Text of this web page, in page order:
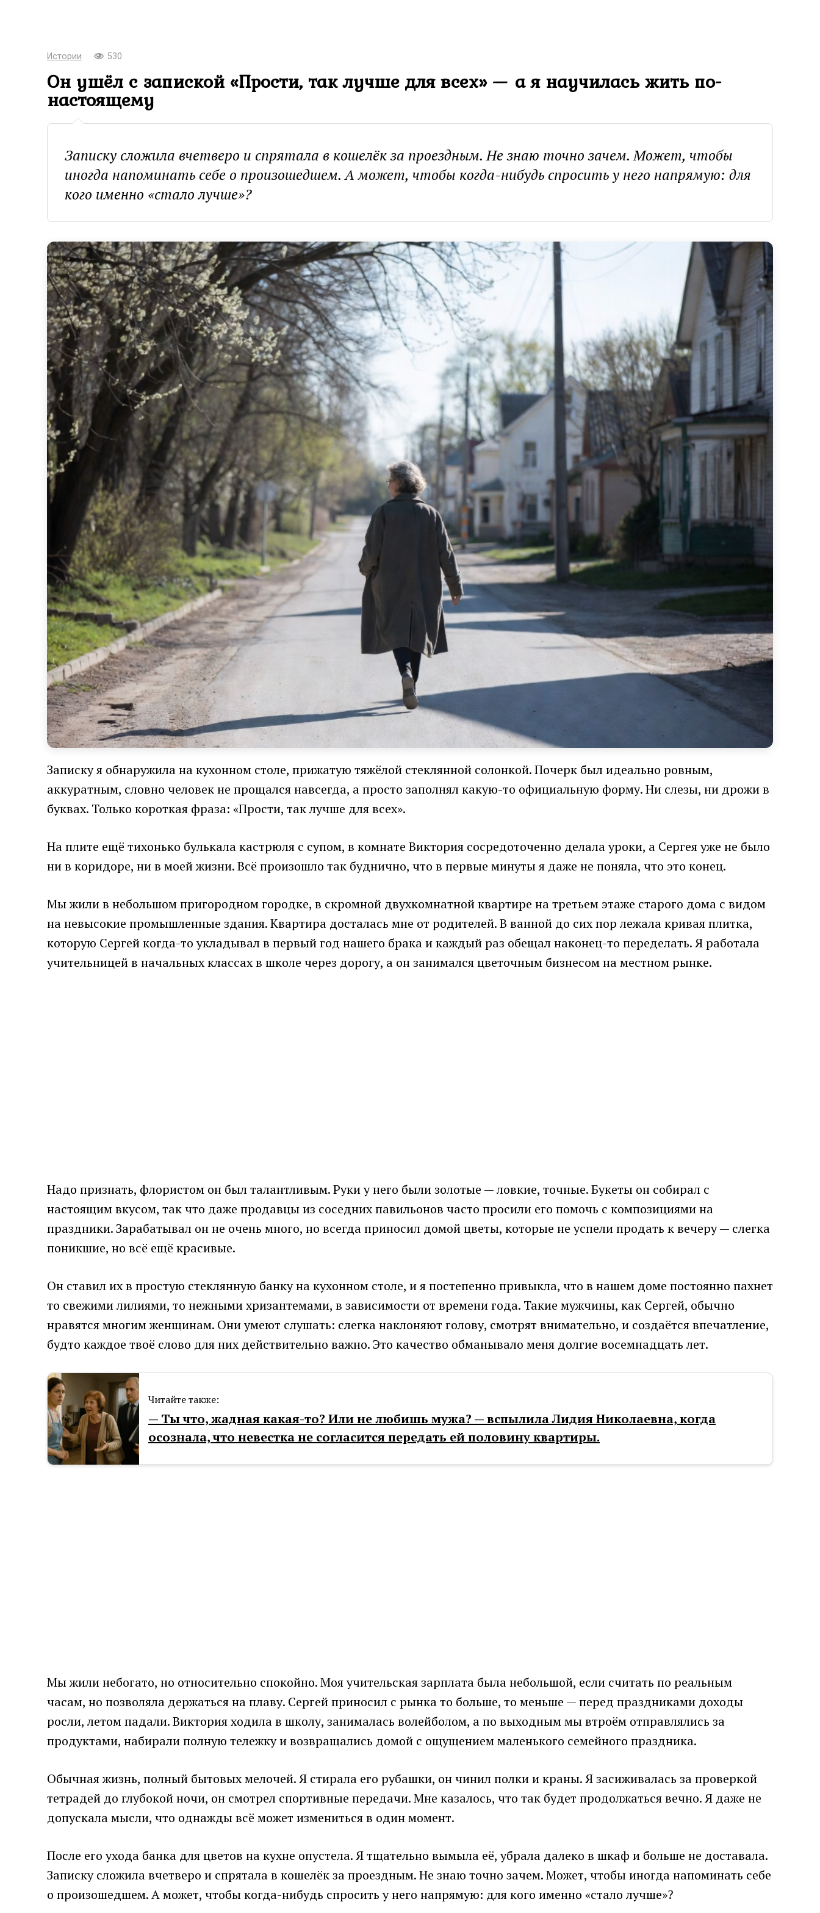
Истории 530
Он ушёл с запиской «Прости, так лучше для всех» — а я научилась жить по-
настоящему
Записку сложила вчетверо и спрятала в кошелёк за проездным. Не знаю точно зачем. Может, чтобы
иногда напоминать себе о произошедшем. А может, чтобы когда-нибудь спросить у него напрямую: для
кого именно «стало лучше»?
Записку я обнаружила на кухонном столе, прижатую тяжёлой стеклянной солонкой. Почерк был идеально ровным,
аккуратным, словно человек не прощался навсегда, а просто заполнял какую-то официальную форму. Ни слезы, ни дрожи в
буквах. Только короткая фраза: «Прости, так лучше для всех».
На плите ещё тихонько булькала кастрюля с супом, в комнате Виктория сосредоточенно делала уроки, а Сергея уже не было
ни в коридоре, ни в моей жизни. Всё произошло так буднично, что в первые минуты я даже не поняла, что это конец.
Мы жили в небольшом пригородном городке, в скромной двухкомнатной квартире на третьем этаже старого дома с видом
на невысокие промышленные здания. Квартира досталась мне от родителей. В ванной до сих пор лежала кривая плитка,
которую Сергей когда-то укладывал в первый год нашего брака и каждый раз обещал наконец-то переделать. Я работала
учительницей в начальных классах в школе через дорогу, а он занимался цветочным бизнесом на местном рынке.
Надо признать, флористом он был талантливым. Руки у него были золотые — ловкие, точные. Букеты он собирал с
настоящим вкусом, так что даже продавцы из соседних павильонов часто просили его помочь с композициями на
праздники. Зарабатывал он не очень много, но всегда приносил домой цветы, которые не успели продать к вечеру — слегка
поникшие, но всё ещё красивые.
Он ставил их в простую стеклянную банку на кухонном столе, и я постепенно привыкла, что в нашем доме постоянно пахнет
то свежими лилиями, то нежными хризантемами, в зависимости от времени года. Такие мужчины, как Сергей, обычно
нравятся многим женщинам. Они умеют слушать: слегка наклоняют голову, смотрят внимательно, и создаётся впечатление,
будто каждое твоё слово для них действительно важно. Это качество обманывало меня долгие восемнадцать лет.
Читайте также:
— Ты что, жадная какая-то? Или не любишь мужа? — вспылила Лидия Николаевна, когда
осознала, что невестка не согласится передать ей половину квартиры.
Мы жили небогато, но относительно спокойно. Моя учительская зарплата была небольшой, если считать по реальным
часам, но позволяла держаться на плаву. Сергей приносил с рынка то больше, то меньше — перед праздниками доходы
росли, летом падали. Виктория ходила в школу, занималась волейболом, а по выходным мы втроём отправлялись за
продуктами, набирали полную тележку и возвращались домой с ощущением маленького семейного праздника.
Обычная жизнь, полный бытовых мелочей. Я стирала его рубашки, он чинил полки и краны. Я засиживалась за проверкой
тетрадей до глубокой ночи, он смотрел спортивные передачи. Мне казалось, что так будет продолжаться вечно. Я даже не
допускала мысли, что однажды всё может измениться в один момент.
После его ухода банка для цветов на кухне опустела. Я тщательно вымыла её, убрала далеко в шкаф и больше не доставала.
Записку сложила вчетверо и спрятала в кошелёк за проездным. Не знаю точно зачем. Может, чтобы иногда напоминать себе
о произошедшем. А может, чтобы когда-нибудь спросить у него напрямую: для кого именно «стало лучше»?